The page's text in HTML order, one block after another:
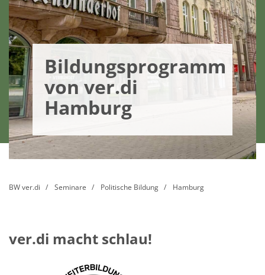
Bildungsprogramm
von ver.di
Hamburg
BW ver.di Seminare Politische Bildung Hamburg
ver.di macht schlau!